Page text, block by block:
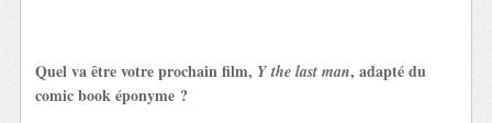
Quel va être votre prochain film, Y the last man, adapté du
comic book éponyme ?